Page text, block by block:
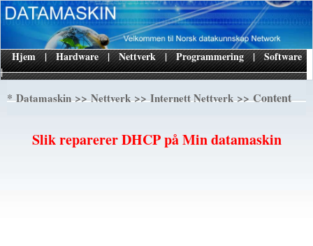
|
Hjem | Hardware | Nettverk | Programmering | Software
*Datamaskin>>Nettverk>>Internett Nettverk>> Content
Slik reparerer DHCP på Min datamaskin